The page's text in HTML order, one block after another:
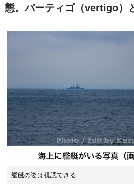
態。バーティゴ（vertigo）
艦艇の姿は視認できる